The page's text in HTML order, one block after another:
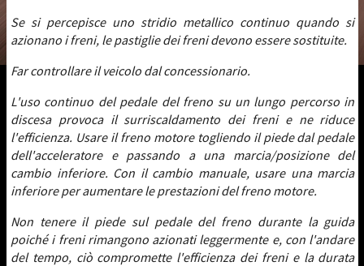
Se si percepisce uno stridio metallico continuo quando si
azionano i freni, le pastiglie dei freni devono essere sostituite.
Far controllare il veicolo dal concessionario.
L'uso continuo del pedale del freno su un lungo percorso in
discesa provoca il surriscaldamento dei freni e ne riduce
l'efficienza. Usare il freno motore togliendo il piede dal pedale
dell'acceleratore e passando a una marcia/posizione del
cambio inferiore. Con il cambio manuale, usare una marcia
inferiore per aumentare le prestazioni del freno motore.
Non tenere il piede sul pedale del freno durante la guida
poiché i freni rimangono azionati leggermente e, con l'andare
del tempo, ciò compromette l'efficienza dei freni e la durata